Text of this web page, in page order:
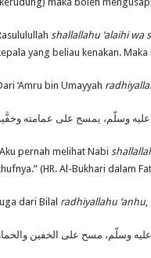
shallallahu ‘alaihi wa
yang beliau kenakan.
‘Amru bin Umayyah
عليه وسلّم، يمسح على عمامته
pernah melihat Nabi
(HR. Al-Bukhari dalam
dari Bilal radhiyallahu ‘anhu,
وسلّم، مسح على الخفين والخمار